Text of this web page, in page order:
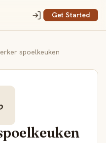
Get Started
spoelkeuken